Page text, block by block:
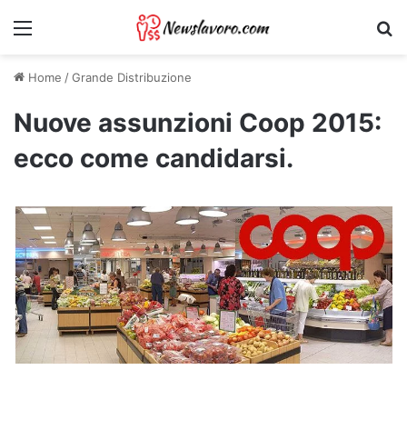
Menu
Home /Grande Distribuzione
Nuove assunzioni Coop 2015:
ecco come candidarsi.